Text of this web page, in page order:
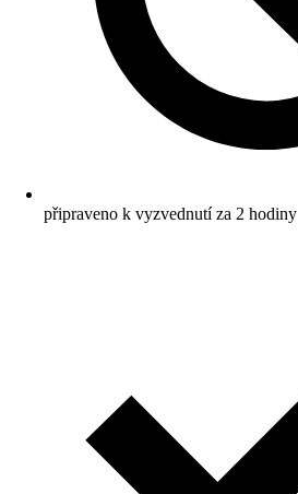
připraveno k vyzvednutí za 2 hodiny